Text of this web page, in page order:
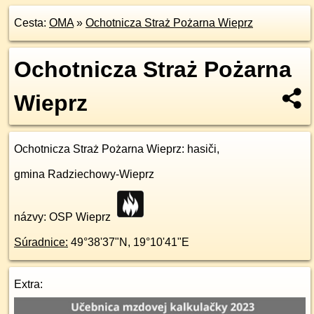
Cesta: OMA» Ochotnicza Straż Pożarna Wieprz
Ochotnicza Straż Pożarna
Wieprz
Ochotnicza Straż Pożarna Wieprz: hasiči,
gmina Radziechowy-Wieprz
názvy: OSP Wieprz
Súradnice: 49°38'37"N , 19°10'41"E
Extra: